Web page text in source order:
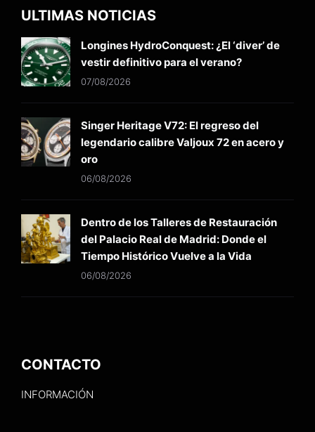
ULTIMAS NOTICIAS
Longines HydroConquest: ¿El ‘diver’ de
vestir definitivo para el verano?
07/08/2026
Singer Heritage V72: El regreso del
legendario calibre Valjoux 72 en acero y
oro
06/08/2026
Dentro de los Talleres de Restauración
del Palacio Real de Madrid: Donde el
Tiempo Histórico Vuelve a la Vida
06/08/2026
CONTACTO
INFORMACIÓN